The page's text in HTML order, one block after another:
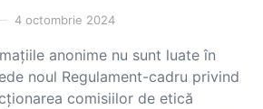
4 octombrie 2024
anonime nu sunt luate în
noul Regulament-cadru privind
comisiilor de etică